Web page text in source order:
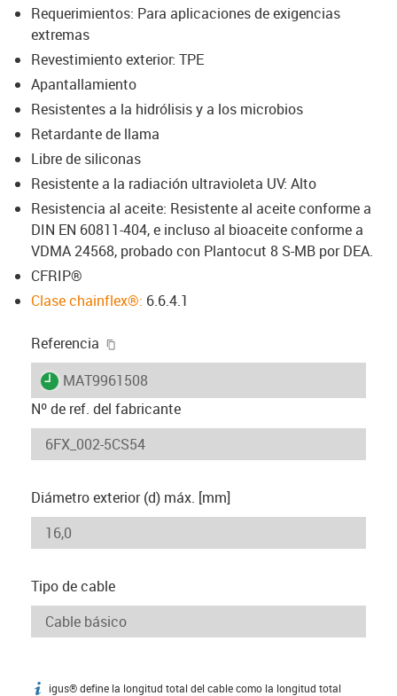
Requerimientos: Para aplicaciones de exigencias
extremas
Revestimiento exterior: TPE
Apantallamiento
Resistentes a la hidrólisis y a los microbios
Retardante de llama
Libre de siliconas
Resistente a la radiación ultravioleta UV: Alto
Resistencia al aceite: Resistente al aceite conforme a
DIN EN 60811-404, e incluso al bioaceite conforme a
VDMA 24568, probado con Plantocut 8 S-MB por DEA.
CFRIP®
Clase chainflex®: 6.6.4.1
Referencia
igus-icon-lieferzeit
MAT9961508
Nº de ref. del fabricante
Diámetro exterior (d) máx. [mm]
Tipo de cable
igus-icon-info
igus® define la longitud total del cable como la longitud total